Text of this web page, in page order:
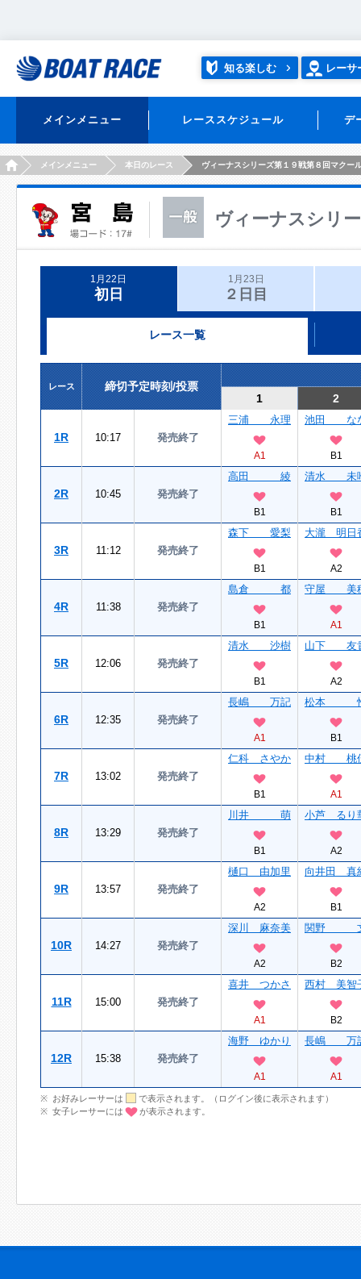
知る楽しむ レーサ
メインメニュー レーススケジュール デ
HOMEメインメニュー 本日のレース ヴィーナスシリーズ第１９戦第８回マクー
ヴィーナスシリ
1月22日
初日
1月23日
２日目
レース一覧
レース
締切予定時刻/投票
1
2
1R 10:17 発売終了
三浦 永理
A1
池田 な
B1
2R 10:45 発売終了
高田 綾
B1
清水 未
B1
3R 11:12 発売終了
森下 愛梨
B1
大瀧 明日
A2
4R 11:38 発売終了
島倉 都
B1
守屋 美
A1
5R 12:06 発売終了
清水 沙樹
B1
山下 友
A2
6R 12:35 発売終了
長嶋 万記
A1
松本
B1
7R 13:02 発売終了
仁科 さやか
B1
中村 桃
A1
8R 13:29 発売終了
川井 萌
B1
小芦 るり
A2
9R 13:57 発売終了
樋口 由加里
A2
向井田 真
B1
10R 14:27 発売終了
深川 麻奈美
A2
関野
B2
11R 15:00 発売終了
喜井 つかさ
A1
西村 美智
B2
12R 15:38 発売終了
海野 ゆかり
A1
長嶋 万
A1
お好みレーサーは
で表示されます。（ログイン後に表示されます）
女子レーサーには
が表示されます。